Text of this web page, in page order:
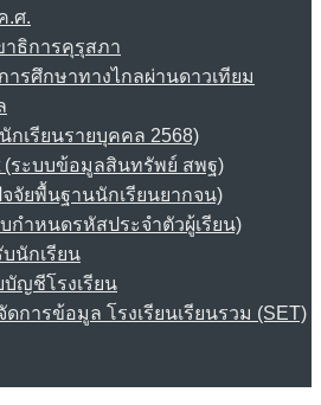
.ศ.
าธิการคุรุสภา
ารศึกษาทางไกลผ่านดาวเทียม
กเรียนรายบุคคล 2568)
(ระบบข้อมูลสินทรัพย์ สพฐ)
จัยพื้นฐานนักเรียนยากจน)
กำหนดรหัสประจำตัวผู้เรียน)
นักเรียน
บัญชีโรงเรียน
การข้อมูล โรงเรียนเรียนรวม (SET)